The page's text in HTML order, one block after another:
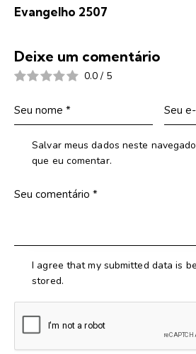
Evangelho 2507
Deixe um comentário
0.0 / 5
Salvar meus dados neste
que eu comentar.
I agree that my submitted data is
stored.